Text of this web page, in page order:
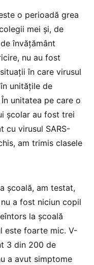
o perioadă grea
mei și, de
învățământ
nu au fost
în care virusul
unitățile de
unitatea pe care o
școlar au fost trei
cu virusul SARS-
am trimis clasele
școală, am testat,
a fost niciun copil
la școală
este foarte mic. V-
3 din 200 de
a avut simptome